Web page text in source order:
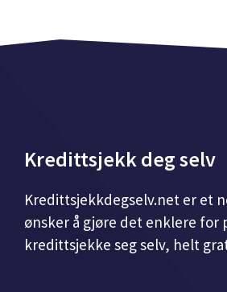
Kredittsjekk deg selv
Kredittsjekkdegselv.net er et
ønsker å gjøre det enklere for
kredittsjekke seg selv, helt